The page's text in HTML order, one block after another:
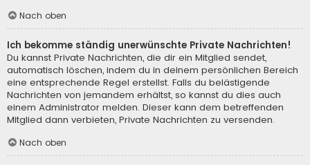
Nach oben
Ich bekomme ständig unerwünschte Private Nachrichten!
Du kannst Private Nachrichten, die dir ein Mitglied sendet,
automatisch löschen, indem du in deinem persönlichen Bereich
eine entsprechende Regel erstellst. Falls du belästigende
Nachrichten von jemandem erhältst, so kannst du dies auch
einem Administrator melden. Dieser kann dem betreffenden
Mitglied dann verbieten, Private Nachrichten zu versenden.
Nach oben